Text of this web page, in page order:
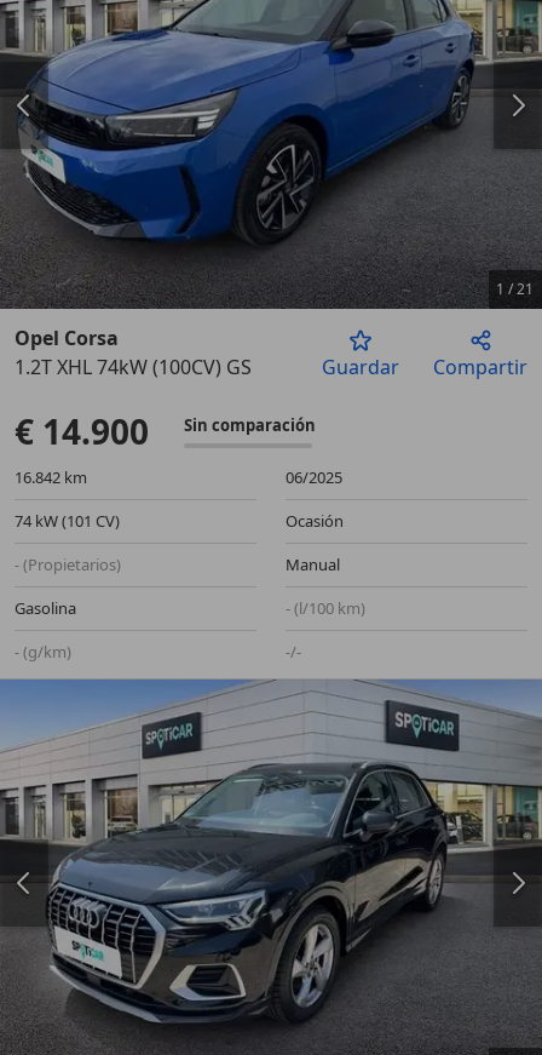
Anterior
1 /21
Opel Corsa
1.2T XHL 74kW (100CV) GS
Guardar Compartir
€ 14.900 Sin comparación
16.842 km
06/2025
74 kW (101 CV)
Ocasión
- (Propietarios)
Manual
Gasolina
- (l/100 km)
- (g/km)
-/-